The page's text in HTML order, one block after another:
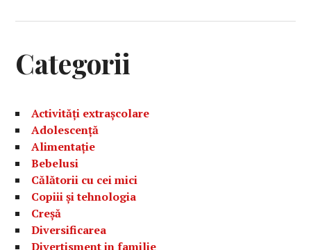
Categorii
Activități extrașcolare
Adolescență
Alimentație
Bebelusi
Călătorii cu cei mici
Copiii și tehnologia
Creșă
Diversificarea
Divertisment in familie